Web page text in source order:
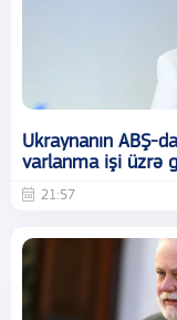
Ukraynanın ABŞ-
varlanma işi üzrə
21:57